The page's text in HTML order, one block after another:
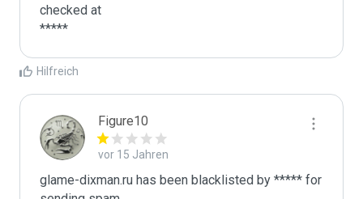
checked at
Hilfreich
Figure10
vor 15 Jahren
glame-dixman.ru has been blacklisted by ***** for